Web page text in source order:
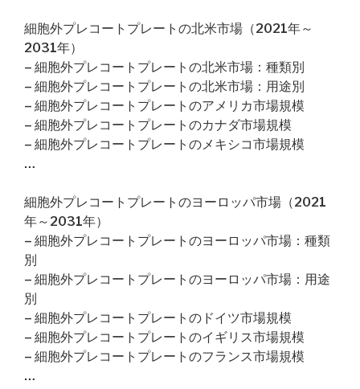
細胞外プレコートプレートの北米市場（2021年～
2031年）
– 細胞外プレコートプレートの北米市場：種類別
– 細胞外プレコートプレートの北米市場：用途別
– 細胞外プレコートプレートのアメリカ市場規模
– 細胞外プレコートプレートのカナダ市場規模
– 細胞外プレコートプレートのメキシコ市場規模
…
細胞外プレコートプレートのヨーロッパ市場（2021
年～2031年）
– 細胞外プレコートプレートのヨーロッパ市場：種類
別
– 細胞外プレコートプレートのヨーロッパ市場：用途
別
– 細胞外プレコートプレートのドイツ市場規模
– 細胞外プレコートプレートのイギリス市場規模
– 細胞外プレコートプレートのフランス市場規模
…